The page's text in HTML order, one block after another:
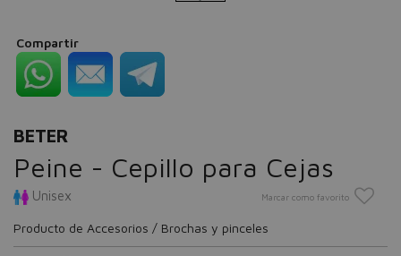
Compartir
BETER
Peine - Cepillo para Cejas
Unisex Marcar como favorito
Producto de Accesorios / Brochas y pinceles